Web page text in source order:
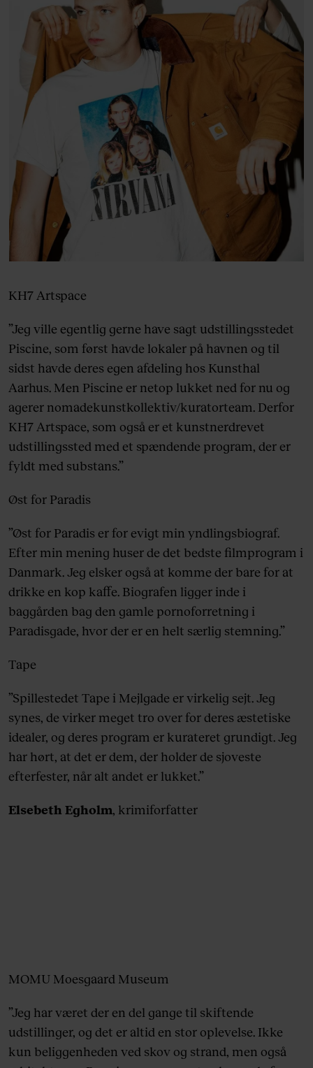
KH7 Artspace
”Jeg ville egentlig gerne have sagt udstillingsstedet
Piscine, som først havde lokaler på havnen og til
sidst havde deres egen afdeling hos Kunsthal
Aarhus. Men Piscine er netop lukket ned for nu og
agerer nomadekunstkollektiv/kuratorteam. Derfor
KH7 Artspace, som også er et kunstnerdrevet
udstillingssted med et spændende program, der er
fyldt med substans.”
Øst for Paradis
”Øst for Paradis er for evigt min yndlingsbiograf.
Efter min mening huser de det bedste filmprogram i
Danmark. Jeg elsker også at komme der bare for at
drikke en kop kaffe. Biografen ligger inde i
baggården bag den gamle pornoforretning i
Paradisgade, hvor der er en helt særlig stemning.”
Tape
”Spillestedet Tape i Mejlgade er virkelig sejt. Jeg
synes, de virker meget tro over for deres æstetiske
idealer, og deres program er kurateret grundigt. Jeg
har hørt, at det er dem, der holder de sjoveste
efterfester, når alt andet er lukket.”
Elsebeth Egholm, krimiforfatter
MOMU Moesgaard Museum
”Jeg har været der en del gange til skiftende
udstillinger, og det er altid en stor oplevelse. Ikke
kun beliggenheden ved skov og strand, men også